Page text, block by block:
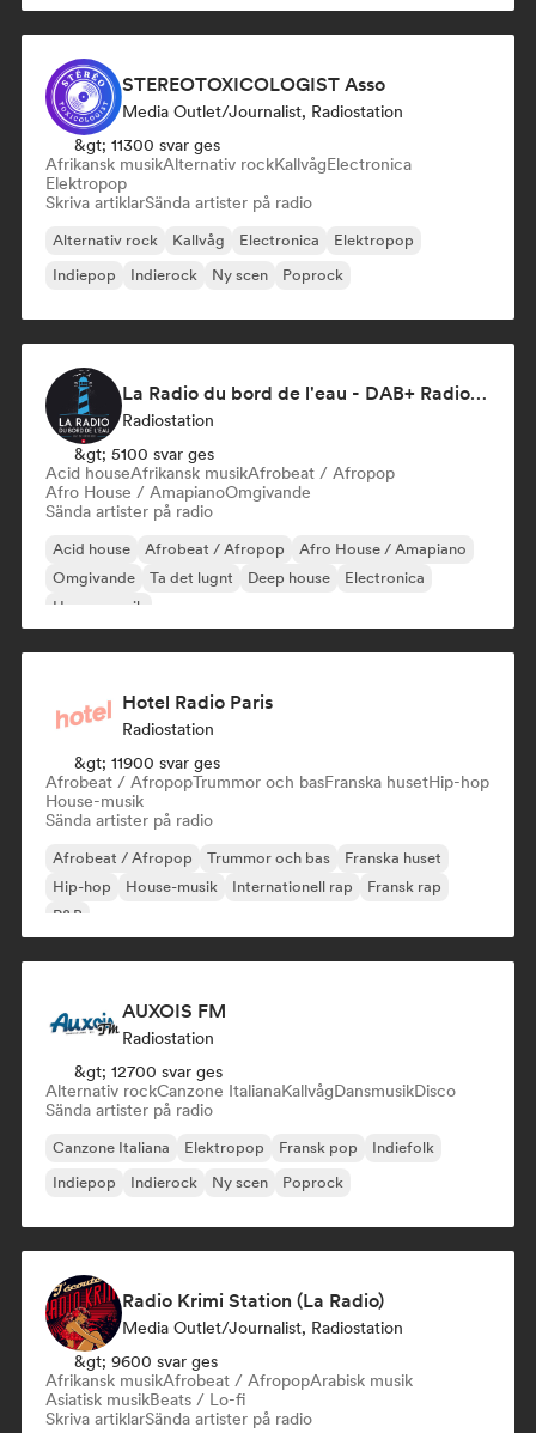
STEREOTOXICOLOGIST Asso
Media Outlet/Journalist, Radiostation
&gt; 11300 svar ges
Afrikansk musikAlternativ rockKallvågElectronica
Elektropop
Skriva artiklarSända artister på radio
Alternativ rock Kallvåg Electronica
Elektropop
Indiepop
Indierock Ny scen Poprock
La Radio du bord de l'eau - DAB+ Radio Station (Switzerland)
Radiostation
&gt; 5100 svar ges
Acid houseAfrikansk musikAfrobeat / Afropop
Afro House / AmapianoOmgivande
Sända artister på radio
Acid house Afrobeat / Afropop
Afro House / Amapiano
Omgivande
Ta det lugnt Deep house
Electronica
House-musik
Hotel Radio Paris
Radiostation
&gt; 11900 svar ges
Afrobeat / AfropopTrummor och basFranska husetHip-hop
House-musik
Sända artister på radio
Afrobeat / Afropop Trummor och bas
Franska huset
Hip-hop
House-musik Internationell rap
Fransk rap
R&B
AUXOIS FM
Radiostation
&gt; 12700 svar ges
Alternativ rockCanzone ItalianaKallvågDansmusikDisco
Sända artister på radio
Canzone Italiana Elektropop Fransk pop
Indiefolk
Indiepop
Indierock Ny scen Poprock
Radio Krimi Station (La Radio)
Media Outlet/Journalist, Radiostation
&gt; 9600 svar ges
Afrikansk musikAfrobeat / AfropopArabisk musik
Asiatisk musikBeats / Lo-fi
Skriva artiklarSända artister på radio